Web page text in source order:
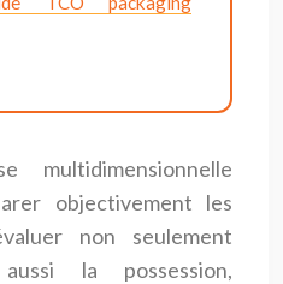
multidimensionnelle
objectivement les
non seulement
la possession,